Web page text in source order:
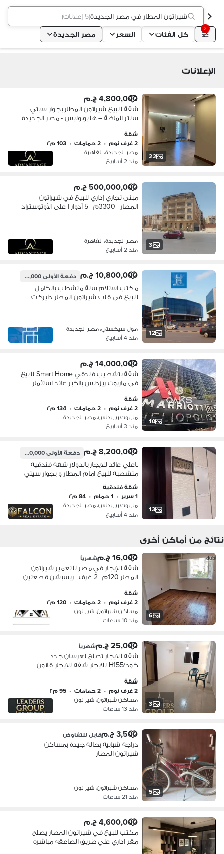
شيراتون المطار في مصر الجديدة(5 إعلانات )
2
كل الفئات السعر مصر الجديدة
الإعلانات
22
4,800,000 ج.م
شقة للبيع شيراتون المطار بجوار سيتي
سنتر الماظة – هليوبوليس - مصر الجديدة
شقة
2 غرف نوم
• 2 حمامات • 103 م٢
مصر الجديدة، القاهرة
منذ 2 أسابيع
3
500,000,000 ج.م
مبنى تجاري إداري للبيع في شيراتون
المطار | 3300م | 5 أدوار | على الأوتوستراد
مصر الجديدة، القاهرة
منذ 2 أسابيع
12
10,800,000 ج.م دفعة الأولى2,700,000 ج.م
مكتب استلام سنة متشطب بالكامل
للبيع في قلب شيراتون المطار دايركت
مول سيكستي، مصر الجديدة
منذ 4 أسابيع
10
14,000,000 ج.م
شقة بتشطيب فندقي Smart Home للبيع
فى ماريوت ريزدنس بااكبر عائد استثمار
شيراتون
شقة
2 غرف نوم
• 2 حمامات • 134 م٢
ماريوت ريزيدنس، مصر الجديدة
منذ 3 أسابيع
13
8,200,000 ج.م دفعة الأولى1,170,000 ج.م
باعلي عائد للايجار بالدولار شقة فندقية
متشطبة للبيع امام المطار و بجوار سيتي
سنتر الماظة شيراتون و بالقرب من مدينة
نصر و دقائق من التجمع الخامس
شقة فندقية
1 سرير
• 1 حمام • 84 م٢
ماريوت ريزيدنس، مصر الجديدة
منذ 4 أسابيع
نتائج من أماكن أخرى
6
16,000 ج.م شهرياً
شقة للإيجار في مصر للتعمير شيراتون
المطار 120م | 2 غرف | ريسبشن قطعتين |
واجهة
شقة
2 غرف نوم
• 2 حمامات • 120 م٢
مساكن شيراتون، شيراتون
منذ 10 ساعات
3
25,000 ج.م شهرياً
شقه للايجار تصلح لعرسان جدد
كود/H155 للايجار شقه للايجار قانون
المطار الدور الثالث بحري تشطيب الترا
سوبر لوكس
شقة
2 غرف نوم
• 2 حمامات • 95 م٢
مساكن شيراتون، شيراتون
منذ 13 ساعات
5
3,500 ج.م قابل للتفاوض
دراجة شبابية بحالة جيدة بمساكن
شيراتون المطار
مساكن شيراتون، شيراتون
منذ 21 ساعات
4,600,000 ج.م
مكتب للبيع في شيراتون المطار يصلح
مقر اداري علي طريق الصاعقه مباشره